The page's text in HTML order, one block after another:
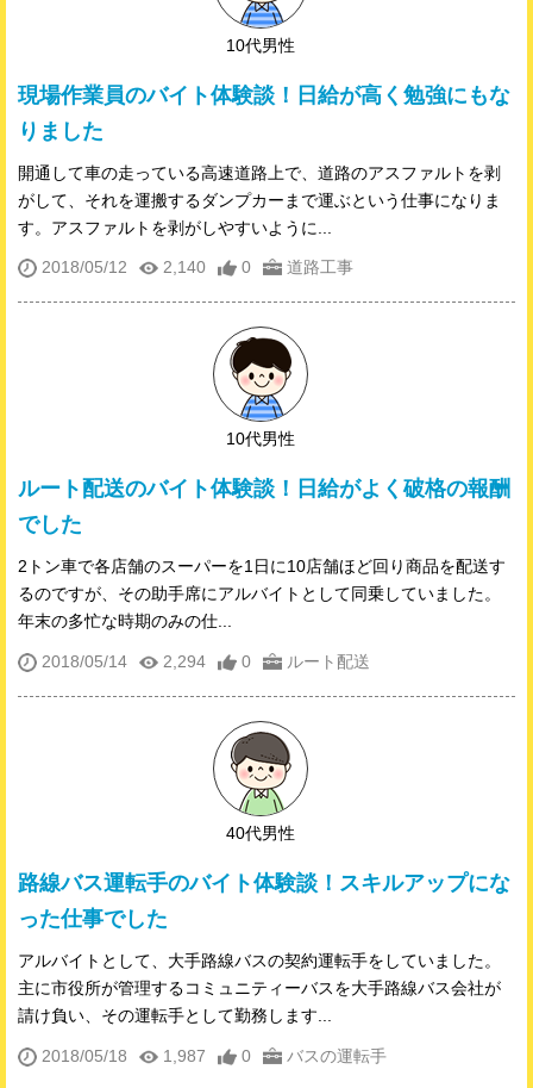
10代男性
現場作業員のバイト体験談！日給が高く勉強にもな
りました
開通して車の走っている高速道路上で、道路のアスファルトを剥
がして、それを運搬するダンプカーまで運ぶという仕事になりま
す。アスファルトを剥がしやすいように...
2018/05/12 2,140 0 道路工事
10代男性
ルート配送のバイト体験談！日給がよく破格の報酬
でした
2トン車で各店舗のスーパーを1日に10店舗ほど回り商品を配送す
るのですが、その助手席にアルバイトとして同乗していました。
年末の多忙な時期のみの仕...
2018/05/14 2,294 0 ルート配送
40代男性
路線バス運転手のバイト体験談！スキルアップにな
った仕事でした
アルバイトとして、大手路線バスの契約運転手をしていました。
主に市役所が管理するコミュニティーバスを大手路線バス会社が
請け負い、その運転手として勤務します...
2018/05/18 1,987 0 バスの運転手